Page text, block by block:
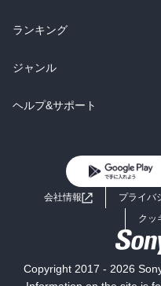
雑誌・グラビア
BL・TL
ラノベ
雑誌・グラビア
BL・TL
総合
ラノベ
雑誌・グラビア
ランキング
総合
ラノベ
ジャンル
コミック
ライトノベル
ヘルプ&サポート
よくあるご質問
会社情報 プライバ
クッ
Copyright 2017 - 2026